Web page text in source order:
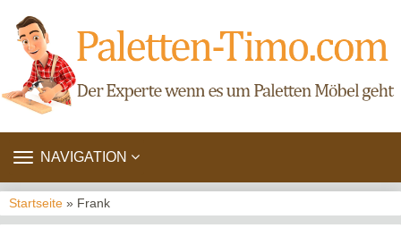
TOGGLE
NAVIGATION
Startseite » Frank